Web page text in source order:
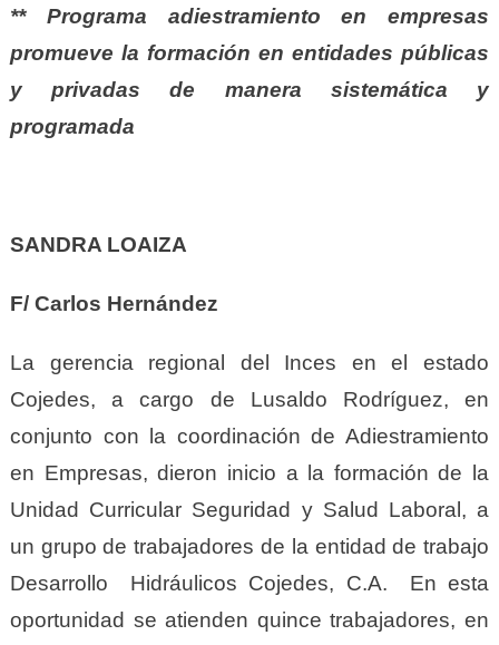
** Programa adiestramiento en empresas
promueve la formación en entidades públicas
y privadas de manera sistemática y
programada
SANDRA LOAIZA
F/ Carlos Hernández
La gerencia regional del Inces en el estado
Cojedes, a cargo de Lusaldo Rodríguez, en
conjunto con la coordinación de Adiestramiento
en Empresas, dieron inicio a la formación de la
Unidad Curricular Seguridad y Salud Laboral, a
un grupo de trabajadores de la entidad de trabajo
Desarrollo Hidráulicos Cojedes, C.A. En esta
oportunidad se atienden quince trabajadores, en